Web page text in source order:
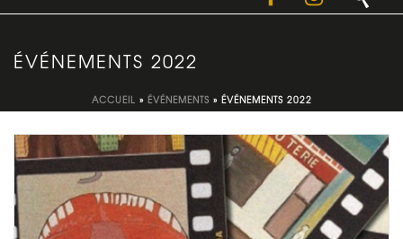
ÉVÉNEMENTS 2022
ACCUEIL » ÉVÉNEMENTS » ÉVÉNEMENTS 2022